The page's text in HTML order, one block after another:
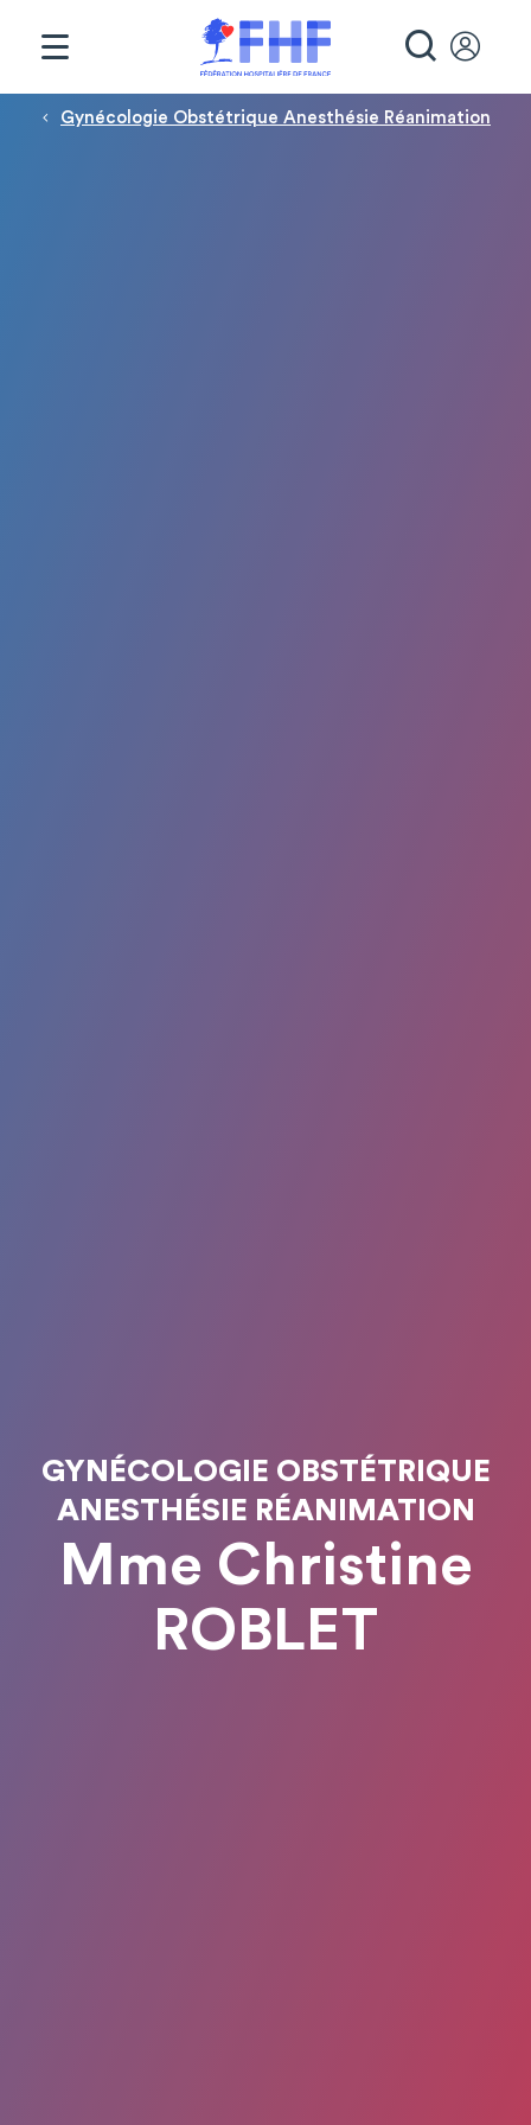
Fil d'Ariane
Gynécologie Obstétrique Anesthésie Réanimation
GYNÉCOLOGIE OBSTÉTRIQUE
ANESTHÉSIE RÉANIMATION
Mme Christine
ROBLET
Panneau de gestion des cookies